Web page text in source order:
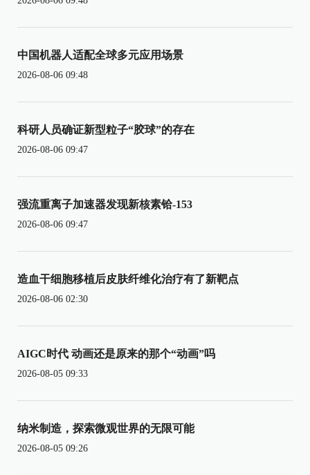
中国机器人适配全球多元应用场景
2026-08-06 09:48
科研人员确证新型粒子“胶球”的存在
2026-08-06 09:47
强流重离子加速器发现新核素铪-153
2026-08-06 09:47
造血干细胞移植后皮肤纤维化治疗有了新靶点
2026-08-06 02:30
AIGC时代 动画还是原来的那个“动画”吗
2026-08-05 09:33
纳米制造，探索微观世界的无限可能
2026-08-05 09:26